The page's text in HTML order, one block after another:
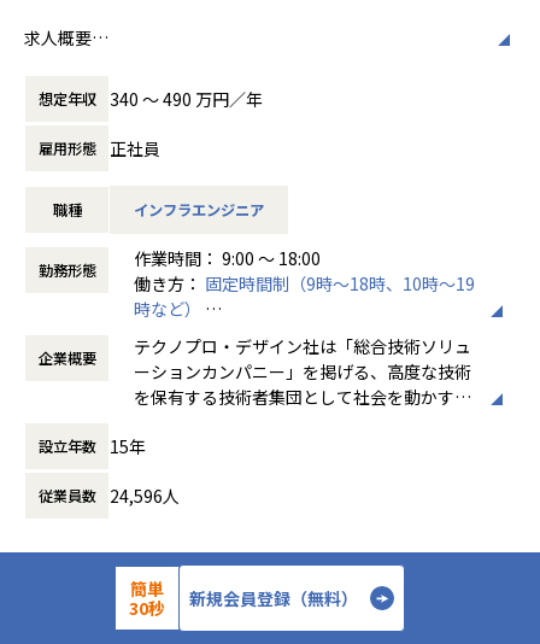
・2020年に東証プライム上場SHIFTグループ入り！安定基盤
・明確な評価制度「昇給率7.7％」（2023年度実績）
・Udemyを会社負担で活用、資格取得奨励制度など、従業員
のスキルアップも応援！
・70歳定年/役職定年無
＜ホープスBLOG＞
プロジェクトの具体例やホープスの社風が分かる記事を掲載
しております！
是非ご覧ください！
HOPES blog：https://blog.hopes-ise.co.jp/
IT開発関連業務
求人概要
当社は「メーカー」や「自治体」を主要顧客としており、メ
ーカー向けWEBシステムや行政向け総合システムといった、
専門システムを取り扱うことが多くあります。
躍を期待し、入社後約3か月間の研修にご参加いただきま
イチからITの基礎を学び、インフラを支えるエンジニアとし
ての業務を学ぶ実践的な研修
■研修期間：約3ヵ月
基礎学習
Webシステム、クラウド基礎
AWSサーバー構築演習
運用演習（バッチ運用、障害フロ―演習など）
※研修内容・期間は変更になる可能性がございます。
想定年収 340 〜 490 万円／年
雇用形態 正社員
職種 インフラエンジニア
勤務形態
作業時間： 9:00 ～ 18:00
働き方： 固定時間制（9時～18時、10時～19
時など）
時間外労働の有無： 有（月平均20時間）
休憩時間： 60分
企業概要
テクノプロ・デザイン社は「総合技術ソリュ
ーションカンパニー」を掲げる、高度な技術
を保有する技術者集団として社会を動かすこ
に渡ります。いわゆる技術者派遣と呼ばれ
る事業だけではなく、請負や受託と呼ばれる
働く場所に関わらない事業支援や最新技術を
用いた研究開発などを行っています。
設立年数 15年
従業員数 24,596人
詳細を見る 応募する
簡単
30秒
新規会員登録（無料）